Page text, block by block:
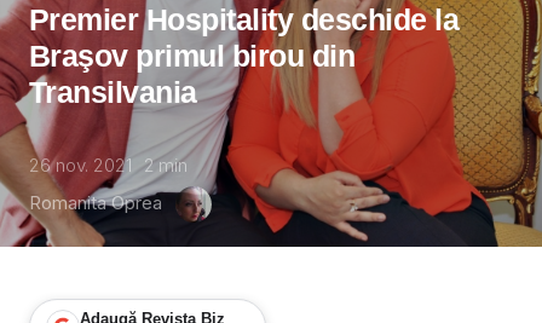
Premier Hospitality deschide la
Braşov primul birou din
Transilvania
26 nov. 2021 2min
Romanita Oprea
Adaugă Revista Biz